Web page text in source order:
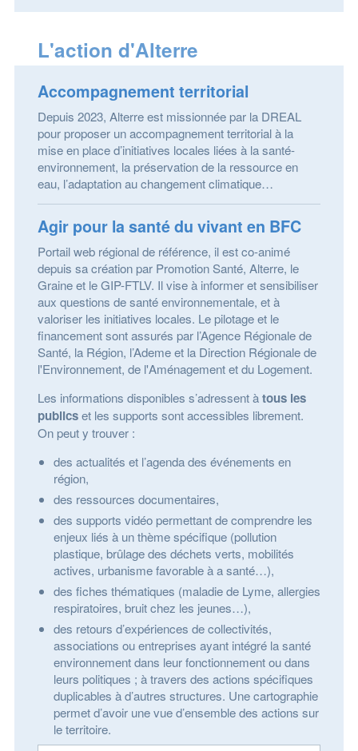
L'action d'Alterre
Accompagnement territorial
Depuis 2023, Alterre est missionnée par la DREAL
pour proposer un accompagnement territorial à la
mise en place d’initiatives locales liées à la santé-
environnement, la préservation de la ressource en
eau, l’adaptation au changement climatique…
Agir pour la santé du vivant en BFC
Portail web régional de référence, il est co-animé
depuis sa création par Promotion Santé, Alterre, le
Graine et le GIP-FTLV. Il vise à informer et sensibiliser
aux questions de santé environnementale, et à
valoriser les initiatives locales. Le pilotage et le
financement sont assurés par l’Agence Régionale de
Santé, la Région, l’Ademe et la Direction Régionale de
l'Environnement, de l'Aménagement et du Logement.
Les informations disponibles s’adressent àtous les
publicset les supports sont accessibles librement.
On peut y trouver :
des actualités et l’agenda des événements en
région,
des ressources documentaires,
des supports vidéo permettant de comprendre les
enjeux liés à un thème spécifique (pollution
plastique, brûlage des déchets verts, mobilités
actives, urbanisme favorable à a santé…),
des fiches thématiques (maladie de Lyme, allergies
respiratoires, bruit chez les jeunes…),
des retours d’expériences de collectivités,
associations ou entreprises ayant intégré la santé
environnement dans leur fonctionnement ou dans
leurs politiques ; à travers des actions spécifiques
duplicables à d’autres structures. Une cartographie
permet d’avoir une vue d’ensemble des actions sur
le territoire.